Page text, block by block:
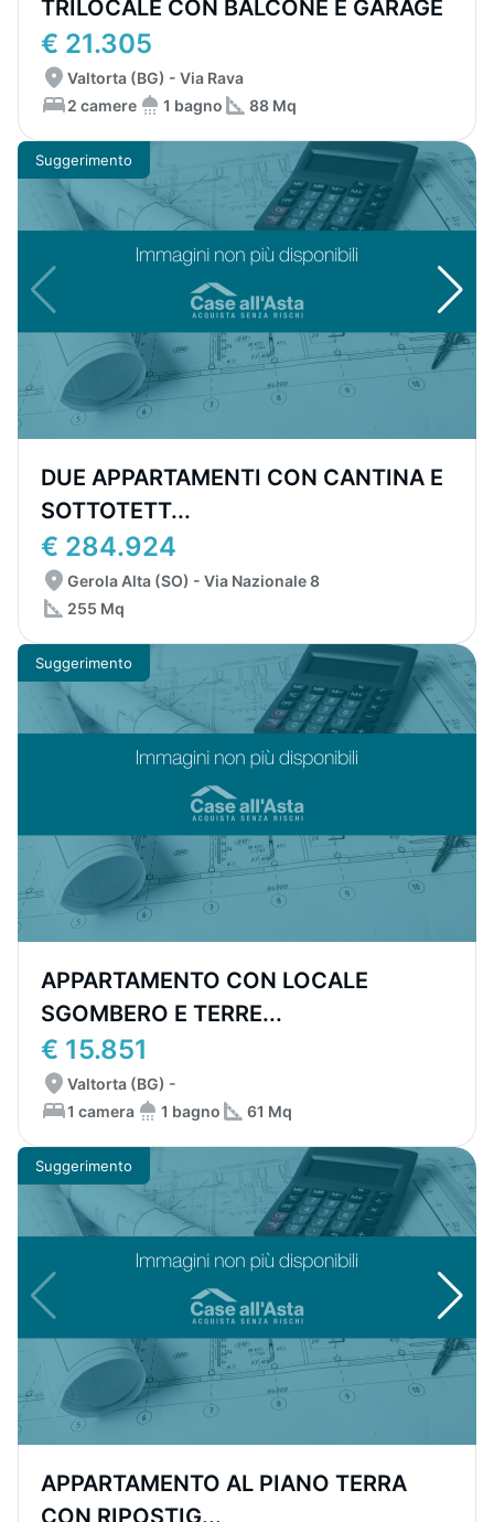
TRILOCALE CON BALCONE E GARAGE
€ 21.305
Valtorta (BG) - Via Rava
2 camere
1 bagno 88 Mq
Suggerimento
DUE APPARTAMENTI CON CANTINA E
SOTTOTETT...
€ 284.924
Gerola Alta (SO) - Via Nazionale 8
255 Mq
Suggerimento
APPARTAMENTO CON LOCALE
SGOMBERO E TERRE...
€ 15.851
Valtorta (BG) -
1 camera
1 bagno 61 Mq
Suggerimento
APPARTAMENTO AL PIANO TERRA
CON RIPOSTIG...